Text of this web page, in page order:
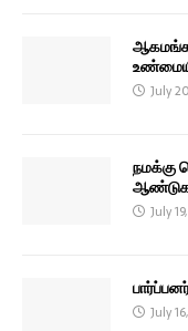
July
நமக்கு
July
July